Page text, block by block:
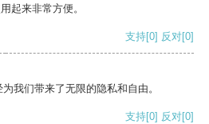
起来非常方便。
支持[0] 反对[0]
我们带来了无限的隐私和自由。
支持[0] 反对[0]